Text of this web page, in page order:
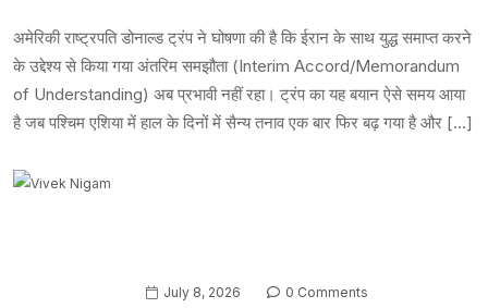
अमेरिकी राष्ट्रपति डोनाल्ड ट्रंप ने घोषणा की है कि ईरान के साथ युद्ध समाप्त करने
के उद्देश्य से किया गया अंतरिम समझौता (Interim Accord/Memorandum
of Understanding) अब प्रभावी नहीं रहा। ट्रंप का यह बयान ऐसे समय आया
है जब पश्चिम एशिया में हाल के दिनों में सैन्य तनाव एक बार फिर बढ़ गया है और […]
July 8, 2026 0 Comments